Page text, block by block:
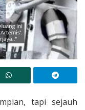
tapi sejauh